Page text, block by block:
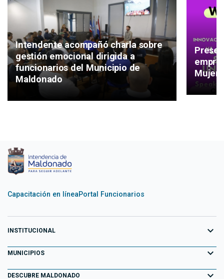
Intendente acompañó charla sobre
gestión emocional dirigida a
funcionarios del Municipio de
Maldonado
Capacitación en líneaPortal Funcionarios
INSTITUCIONAL expand_more
Equipo de Gobierno
Primeros 100 días
MUNICIPIOS expand_more
Aiguá
DESCUBRE MALDONADO expand_more